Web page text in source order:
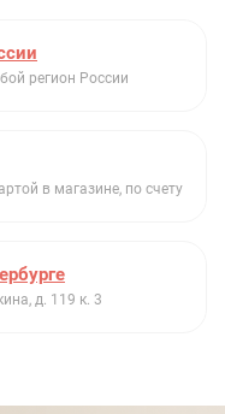
регион России
в магазине, по счету
д. 119 к. 3